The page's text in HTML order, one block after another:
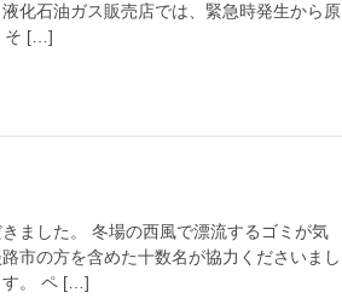
化石油ガス販売店では、緊急時発生から原
そ […]
ました。 冬場の西風で漂流するゴミが気
市の方を含めた十数名が協力くださいまし
す。 ペ […]